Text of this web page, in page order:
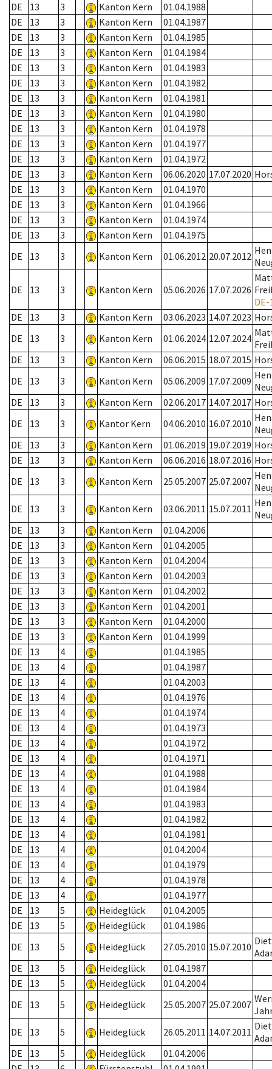
DE
13 3 Kanton Kern
01.04.1988
DE
13 3 Kanton Kern
01.04.1987
DE
13 3 Kanton Kern
01.04.1985
DE
13 3 Kanton Kern
01.04.1984
DE
13 3 Kanton Kern
01.04.1983
DE
13 3 Kanton Kern
01.04.1982
DE
13 3 Kanton Kern
01.04.1981
DE
13 3 Kanton Kern
01.04.1980
DE
13 3 Kanton Kern
01.04.1978
DE
13 3 Kanton Kern
01.04.1977
DE
13 3 Kanton Kern
01.04.1972
DE
13 3 Kanton Kern 06.06.2020 17.07.2020
DE
13 3 Kanton Kern
01.04.1970
DE
13 3 Kanton Kern
01.04.1966
DE
13 3 Kanton Kern
01.04.1974
DE
13 3 Kanton Kern
01.04.1975
DE
13 3 Kanton Kern 01.06.2012 20.07.2012
DE 13 3 Kanton Kern 05.06.2026 17.07.2026
DE
13 3 Kanton Kern 03.06.2023 14.07.2023
DE
13 3 Kanton Kern 01.06.2024 12.07.2024
DE
13 3 Kanton Kern 06.06.2015 18.07.2015
DE
13 3 Kanton Kern 05.06.2009 17.07.2009
DE
13 3 Kanton Kern 02.06.2017 14.07.2017
DE
13 3 Kantor Kern 04.06.2010 16.07.2010
DE
13 3 Kanton Kern 01.06.2019 19.07.2019
DE
13 3 Kanton Kern 06.06.2016 18.07.2016
DE
13 3 Kanton Kern 25.05.2007 25.07.2007
DE
13 3 Kanton Kern 03.06.2011 15.07.2011
DE
13 3 Kanton Kern
01.04.2006
DE
13 3 Kanton Kern
01.04.2005
DE
13 3 Kanton Kern
01.04.2004
DE
13 3 Kanton Kern
01.04.2003
DE
13 3 Kanton Kern
01.04.2002
DE
13 3 Kanton Kern
01.04.2001
DE
13 3 Kanton Kern
01.04.2000
DE
13 3 Kanton Kern
01.04.1999
DE
13 4
01.04.1985
DE
13 4
01.04.1987
DE
13 4
01.04.2003
DE
13 4
01.04.1976
DE
13 4
01.04.1974
DE
13 4
01.04.1973
DE
13 4
01.04.1972
DE
13 4
01.04.1971
DE
13 4
01.04.1988
DE
13 4
01.04.1984
DE
13 4
01.04.1983
DE
13 4
01.04.1982
DE
13 4
01.04.1981
DE
13 4
01.04.2004
DE
13 4
01.04.1979
DE
13 4
01.04.1978
DE
13 4
01.04.1977
DE
13 5 Heideglück
01.04.2005
DE
13 5 Heideglück
01.04.1986
DE
13 5 Heideglück 27.05.2010 15.07.2010
DE
13 5 Heideglück
01.04.1987
DE
13 5 Heideglück
01.04.2004
DE
13 5 Heideglück 25.05.2007 25.07.2007
DE
13 5 Heideglück 26.05.2011 14.07.2011
DE
13 5 Heideglück
01.04.2006